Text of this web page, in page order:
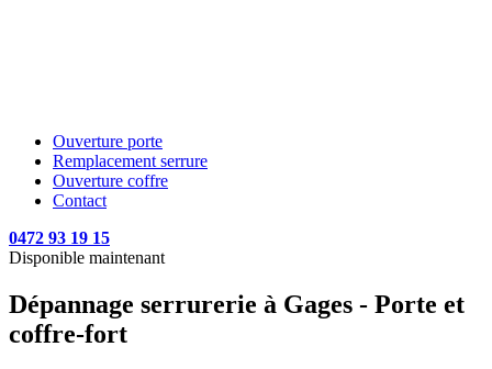
Ouverture porte
Remplacement serrure
Ouverture coffre
Contact
0472 93 19 15
Disponible maintenant
Dépannage serrurerie à Gages - Porte et
coffre-fort